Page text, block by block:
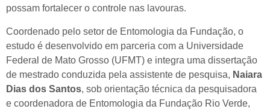
possam fortalecer o controle nas lavouras.
Coordenado pelo setor de Entomologia da Fundação, o
estudo é desenvolvido em parceria com a Universidade
Federal de Mato Grosso (UFMT) e integra uma dissertação
de mestrado conduzida pela assistente de pesquisa, Naiara
Dias dos Santos, sob orientação técnica da pesquisadora
e coordenadora de Entomologia da Fundação Rio Verde,